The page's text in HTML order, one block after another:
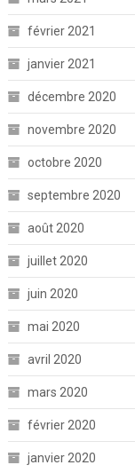
février 2021
janvier 2021
décembre 2020
novembre 2020
octobre 2020
septembre 2020
août 2020
juillet 2020
juin 2020
mai 2020
avril 2020
mars 2020
février 2020
janvier 2020